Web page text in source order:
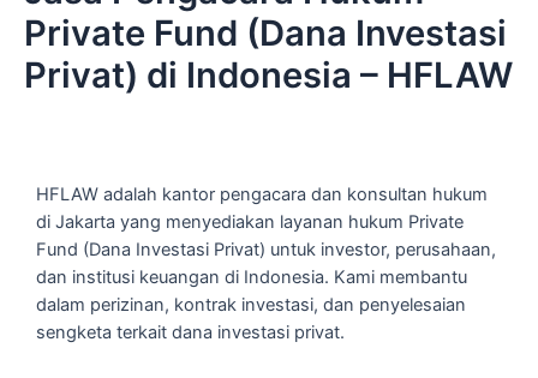
Private Fund (Dana Investasi
Privat) di Indonesia – HFLAW
HFLAW adalah kantor pengacara dan konsultan hukum
di Jakarta yang menyediakan layanan hukum Private
Fund (Dana Investasi Privat) untuk investor, perusahaan,
dan institusi keuangan di Indonesia. Kami membantu
dalam perizinan, kontrak investasi, dan penyelesaian
sengketa terkait dana investasi privat.